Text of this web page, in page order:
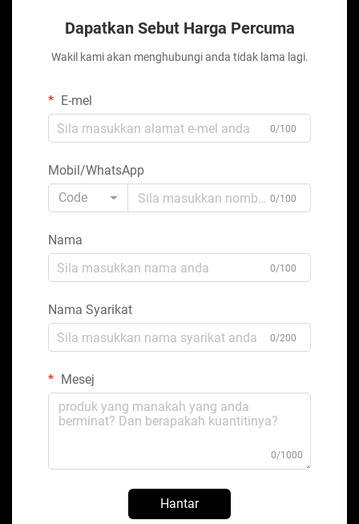
Dapatkan Sebut Harga Percuma
Wakil kami akan menghubungi anda tidak lama lagi.
E-mel
0/100
Mobil/WhatsApp
Code
0/100
Nama
0/100
Nama Syarikat
0/200
Mesej
0/1000
Hantar